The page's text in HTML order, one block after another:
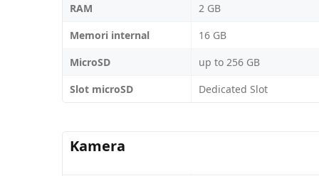
RAM
2 GB
Memori internal
16 GB
MicroSD
up to 256 GB
Slot microSD
Dedicated Slot
Kamera